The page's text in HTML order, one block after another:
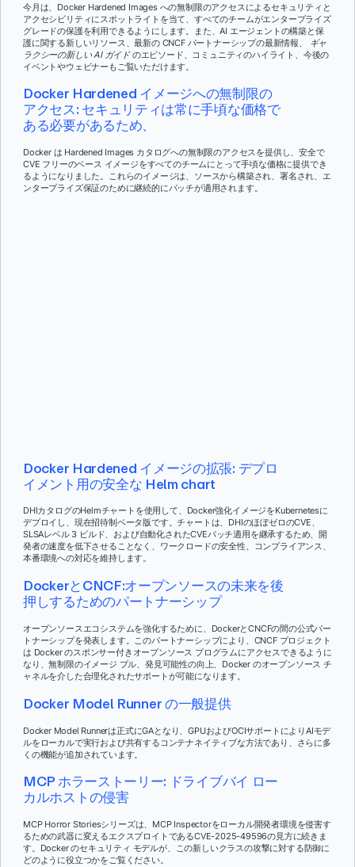
今月は、Docker Hardened Images への無制限のアクセスによるセキュリティと
アクセシビリティにスポットライトを当て、すべてのチームがエンタープライズ
グレードの保護を利用できるようにします。また、AI エージェントの構築と保
護に関する新しいリソース、最新の CNCF パートナーシップの最新情報、 ギャ
ラクシーの新しい AI ガイドのエピソード、コミュニティのハイライト、今後の
イベントやウェビナーもご覧いただけます。
Docker Hardened イメージへの無制限の
アクセス: セキュリティは常に手頃な価格で
ある必要があるため、
Docker は Hardened Images カタログへの無制限のアクセスを提供し、安全で
CVE フリーのベース イメージをすべてのチームにとって手頃な価格に提供でき
るようになりました。これらのイメージは、ソースから構築され、署名され、エ
ンタープライズ保証のために継続的にパッチが適用されます。
Docker Hardened イメージの拡張: デプロ
イメント用の安全な Helm chart
DHIカタログのHelmチャートを使用して、Docker強化イメージをKubernetesに
デプロイし、現在招待制ベータ版です。チャートは、DHIのほぼゼロのCVE、
SLSAレベル 3 ビルド、および自動化されたCVEパッチ適用を継承するため、開
発者の速度を低下させることなく、ワークロードの安全性、コンプライアンス、
本番環境への対応を維持します。
DockerとCNCF:オープンソースの未来を後
押しするためのパートナーシップ
オープンソースエコシステムを強化するために、DockerとCNCFの間の公式パー
トナーシップを発表します。このパートナーシップにより、CNCF プロジェクト
は Docker のスポンサー付きオープンソース プログラムにアクセスできるように
なり、無制限のイメージ プル、発見可能性の向上、Docker のオープンソース チ
ャネルを介した合理化されたサポートが可能になります。
Docker Model Runner の一般提供
Docker Model Runnerは正式にGAとなり、GPUおよびOCIサポートによりAIモデ
ルをローカルで実行および共有するコンテナネイティブな方法であり、さらに多
くの機能が追加されています。
MCP ホラーストーリー: ドライブバイ ロー
カルホストの侵害
MCP Horror Storiesシリーズは、MCP Inspectorをローカル開発者環境を侵害す
るための武器に変えるエクスプロイトであるCVE-2025-49596の見方に続きま
す。Docker のセキュリティ モデルが、この新しいクラスの攻撃に対する防御に
どのように役立つかをご覧ください。